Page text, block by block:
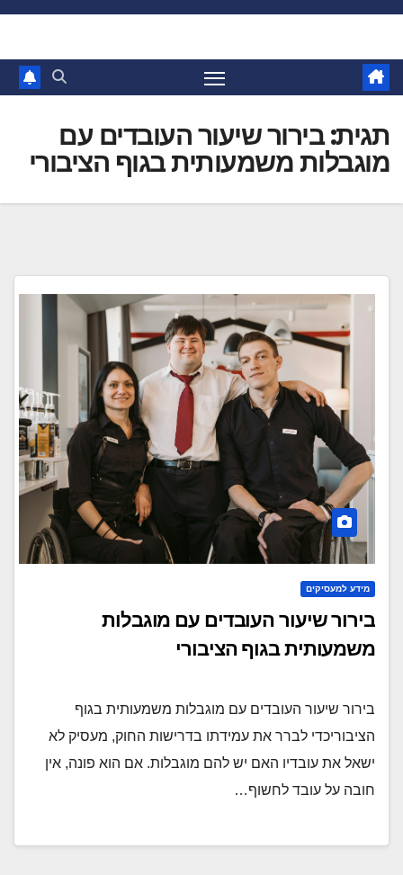
Skip
content
תגית:בירור שיעור העובדים עם
מוגבלות משמעותית בגוף הציבורי
מידע למעסיקים
בירור שיעור העובדים עם מוגבלות
משמעותית בגוף הציבורי
בירור שיעור העובדים עם מוגבלות משמעותית בגוף
הציבוריכדי לברר את עמידתו בדרישות החוק, מעסיק לא
ישאל את עובדיו האם יש להם מוגבלות. אם הוא פונה, אין
חובה על עובד לחשוף…